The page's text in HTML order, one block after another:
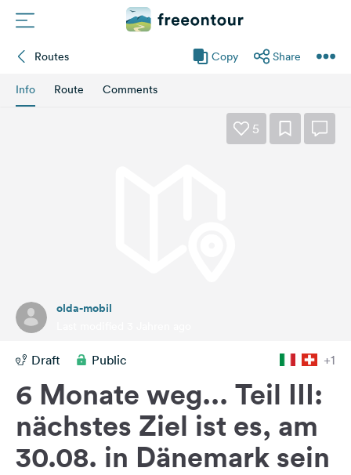
&
Feedback
Language:
English
Routes Copy Share
Info Route Comments
5
olda-mobil
Draft Public +1
6 Monate weg... Teil III:
nächstes Ziel ist es, am
30.08. in Dänemark sein